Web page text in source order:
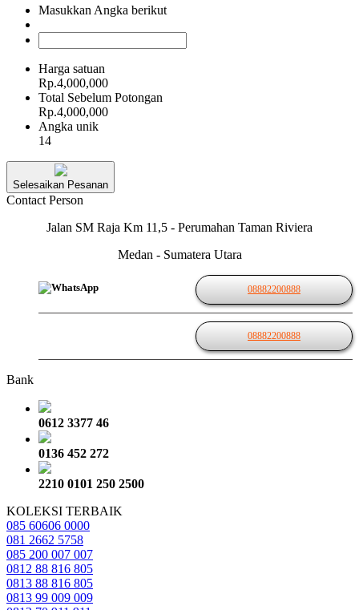
Masukkan Angka berikut
Harga satuan
Rp.4,000,000
Total Sebelum Potongan
Rp.4,000,000
Angka unik
14
Selesaikan Pesanan
Contact Person
Jalan SM Raja Km 11,5 - Perumahan Taman Riviera
Medan - Sumatera Utara
08882200888
08882200888
Bank
0612 3377 46
0136 452 272
2210 0101 250 2500
KOLEKSI TERBAIK
085 60606 0000
081 2662 5758
085 200 007 007
0812 88 816 805
0813 88 816 805
0813 99 009 009